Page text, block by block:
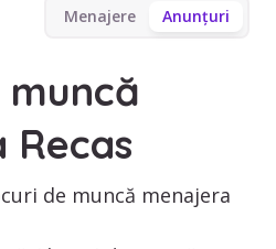
Menajere Anunțuri
muncă
Recas
de muncă menajera